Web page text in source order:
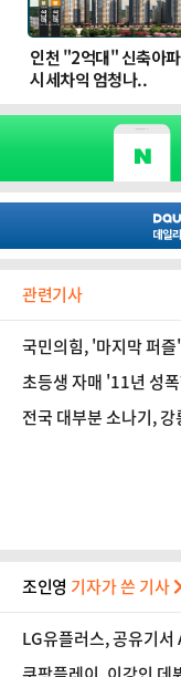
관련기사
국민의힘, '마지막 퍼
선거 영향은
초등생 자매 '11년 성
전국 대부분 소나기,
조인영 기자가 쓴 기사
LG유플러스, 공유기